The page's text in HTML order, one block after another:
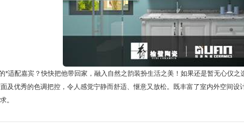
*适配嘉宾？快快把他带回家，融入自然之韵装扮生活之美！如果还是暂无心仪
及优秀的色调把控，令人感觉宁静而舒适、惬意又放松。既丰富了室内外空间
。